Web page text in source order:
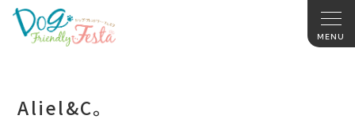
Aliel&C。